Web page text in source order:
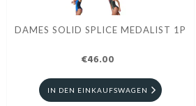
DAMES SOLID SPLICE MEDALIST 1P
€46.00
IN DEN EINKAUFSWAGEN